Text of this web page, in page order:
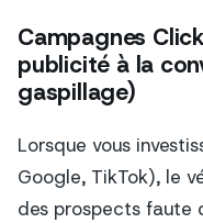
Campagnes
publicité à la
gaspillage)
Lorsque vous
Google, TikTok), le
des prospects faute